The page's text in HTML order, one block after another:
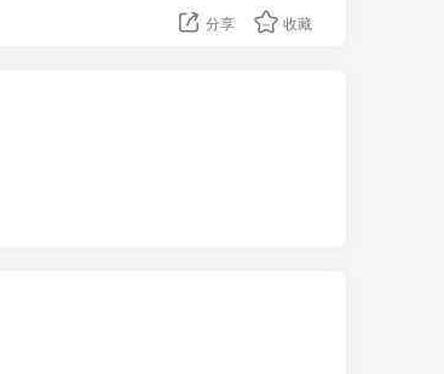
分享 收藏